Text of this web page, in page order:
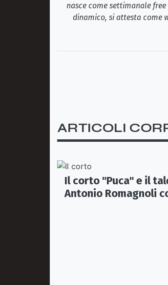
nasce come settimanale
dinamico, si attesta come
ARTICOLI
Il corto "Puca" e il
Antonio Romagnoli